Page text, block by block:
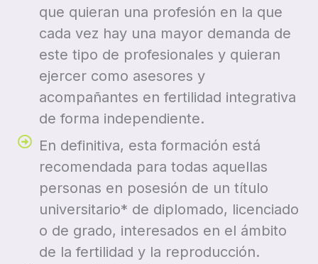
que quieran una profesión en la que
cada vez hay una mayor demanda de
este tipo de profesionales y quieran
ejercer como asesores y
acompañantes en fertilidad integrativa
de forma independiente.
En definitiva, esta formación está
recomendada para todas aquellas
personas en posesión de un título
universitario* de diplomado, licenciado
o de grado, interesados en el ámbito
de la fertilidad y la reproducción.